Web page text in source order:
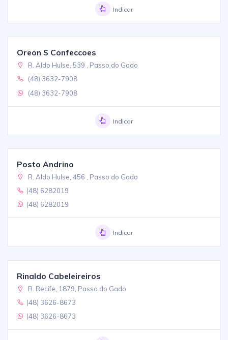
Indicar
Oreon S Confeccoes
R. Aldo Hulse, 539 , Passo do Gado
(48) 3632-7908
(48) 3632-7908
Indicar
Posto Andrino
R. Aldo Hulse, 456 , Passo do Gado
(48) 6282019
(48) 6282019
Indicar
Rinaldo Cabeleireiros
R. Recife, 1879, Passo do Gado
(48) 3626-8673
(48) 3626-8673